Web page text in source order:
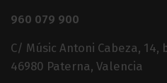
960 079 900
C/ Músic Antoni Cabeza, 14,
46980 Paterna, Valencia